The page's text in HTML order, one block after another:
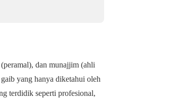
dan munajjim (ahli
yang hanya diketahui oleh
terdidik seperti profesional,